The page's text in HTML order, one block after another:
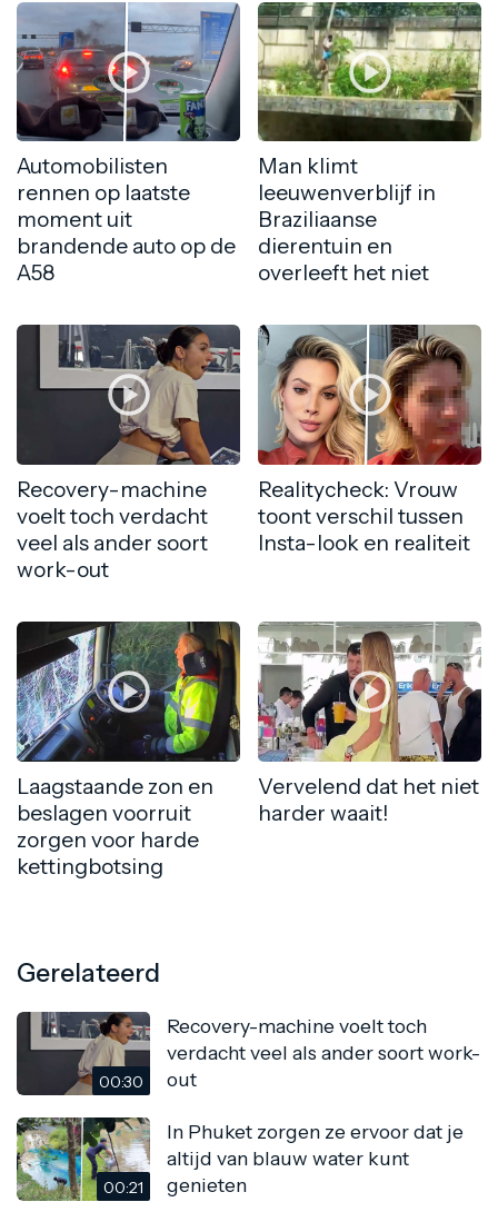
Automobilisten
rennen op laatste
moment uit
brandende auto op de
A58
Man klimt
leeuwenverblijf in
Braziliaanse
dierentuin en
overleeft het niet
Recovery-machine
voelt toch verdacht
veel als ander soort
work-out
Realitycheck: Vrouw
toont verschil tussen
Insta-look en realiteit
Laagstaande zon en
beslagen voorruit
zorgen voor harde
kettingbotsing
Vervelend dat het niet
harder waait!
Gerelateerd
00:30
Recovery-machine voelt toch
verdacht veel als ander soort work-
out
00:21
In Phuket zorgen ze ervoor dat je
altijd van blauw water kunt
genieten